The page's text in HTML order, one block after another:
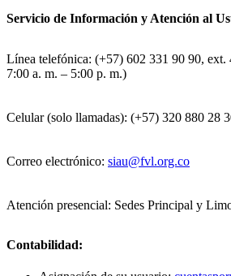
Servicio de Información y Atención al
Línea telefónica: (+57) 602 331 90 90, ext.
7:00 a. m. – 5:00 p. m.)
Celular (solo llamadas): (+57) 320 880 28
Correo electrónico: siau@fvl.org.co
Atención presencial: Sedes Principal y
Contabilidad: